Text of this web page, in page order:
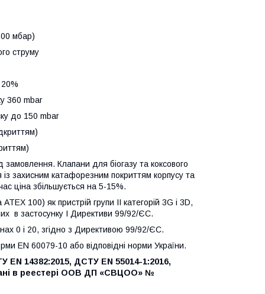
мбар)
струму
360 mbar
mbar
замовлення. Клапани для біогазу та коксового
із захисним катафорезним покриттям корпусу та
ціна збільшується на 5-15%.
100) як пристрій групи II категорій 3G і 3D,
в застосунку I Директиви 99/92/ЄС.
0 і 20, згідно з Директивою 99/92/ЄС.
EN 60079-10 або відповідні норми України.
14382:2015, ДСТУ EN 55014-1:2016,
в реестері ООВ ДП «СВЦОО» №